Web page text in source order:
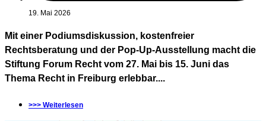
19. Mai 2026
Mit einer Podiumsdiskussion, kostenfreier
Rechtsberatung und der Pop-Up-Ausstellung macht die
Stiftung Forum Recht vom 27. Mai bis 15. Juni das
Thema Recht in Freiburg erlebbar....
>>> Weiterlesen